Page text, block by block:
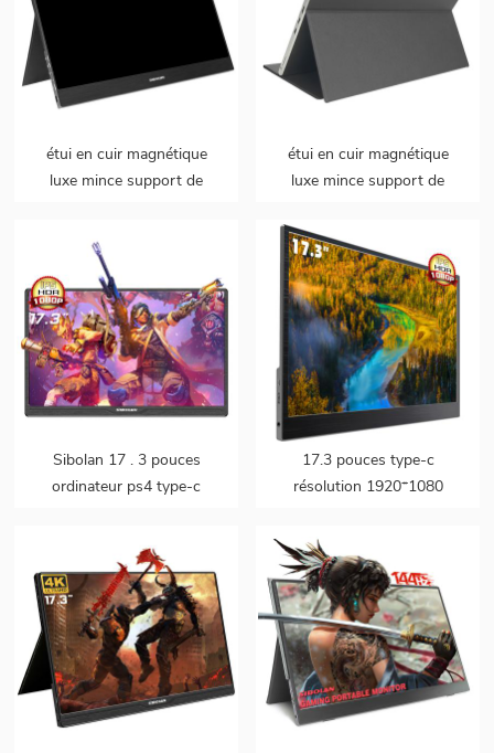
étui en cuir magnétique
luxe mince support de
portable
étui en cuir magnétique
luxe mince support de
2 en 1 pour moniteur
portable
Sibolan 17 . 3 pouces
ordinateur ps4 type-c
gamer moniteur
17.3 pouces type-c
résolution 1920*1080